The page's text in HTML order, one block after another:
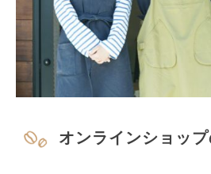
オンラインショッ